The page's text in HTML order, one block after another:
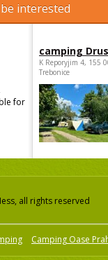
interested
for
camping
K Reporyjim 4, 155
Trebonice
all rights reserved
Camping Oase